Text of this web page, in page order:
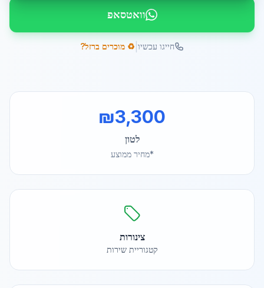
וואטסאפ
חייגו עכשיו ♻️ מוכרים ברזל?
₪3,300
לטון
*מחיר ממוצע
צינורות
קטגוריית שירות